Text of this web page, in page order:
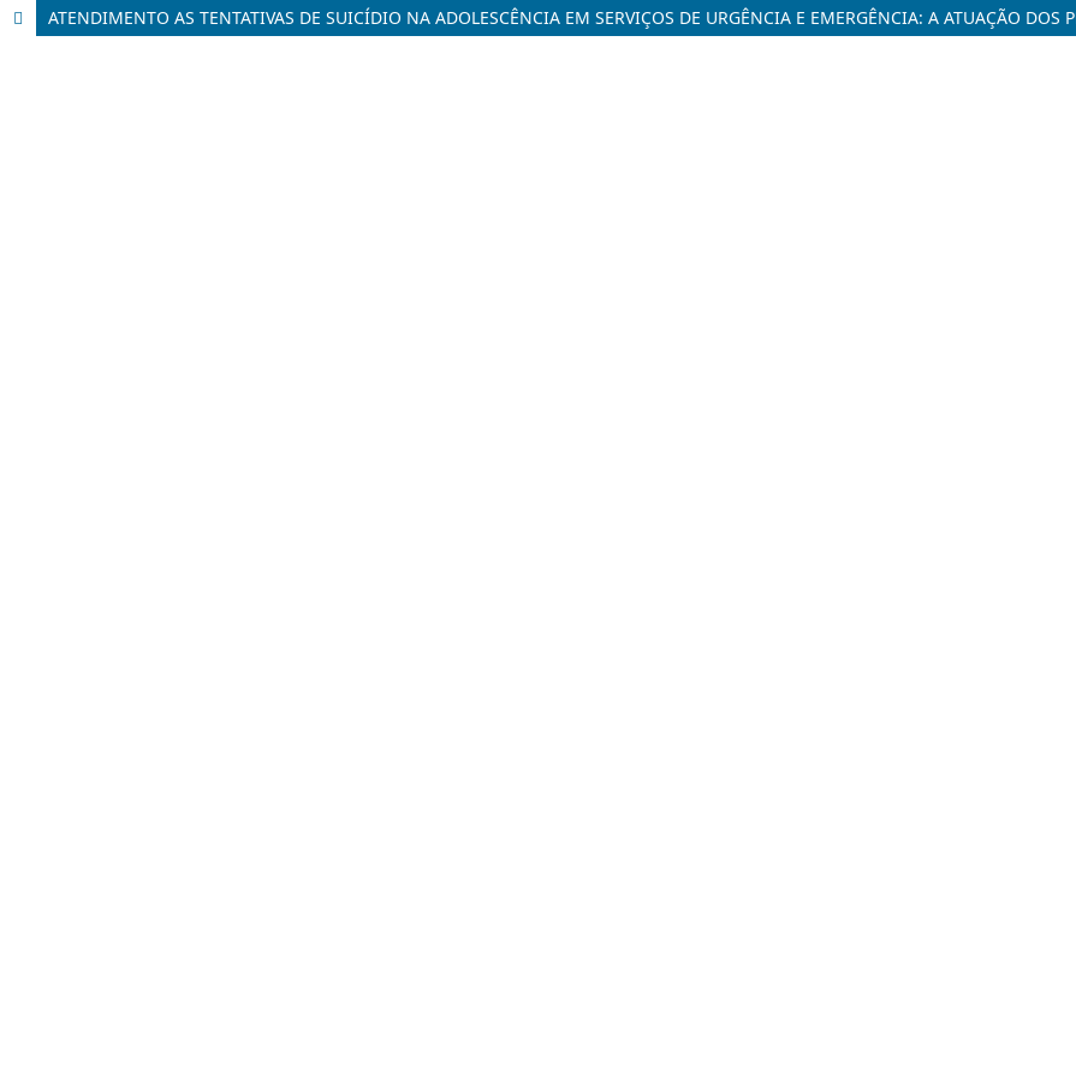
ATENDIMENTO AS TENTATIVAS DE SUICÍDIO NA ADOLESCÊNCIA EM SERVIÇOS DE URGÊNCIA E EMERGÊNCIA: A ATUAÇÃO DOS